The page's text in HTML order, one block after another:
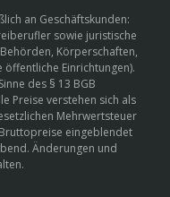
an Geschäftskunden:
sowie juristische
Körperschaften,
Einrichtungen).
des § 13 BGB
Preise verstehen sich als
Mehrwertsteuer
eingeblendet
Änderungen und